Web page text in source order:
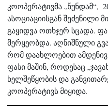
კოოპერატივმა „წუნდამ“,
ასოციაციისგან შეძენილი
გაყიდვა ოთხჯერ სცადა.
მერყეობდა. აღნიშნული
რომ დაახლოებით
ფასი მაშინ, როდესაც
ხელშეწყობის და
კოოპერატივს მიყიდა.